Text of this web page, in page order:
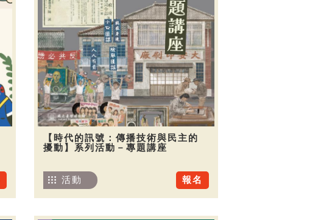
【時代的訊號：傳播技術與民主的
擾動】系列活動－專題講座
報名
活動